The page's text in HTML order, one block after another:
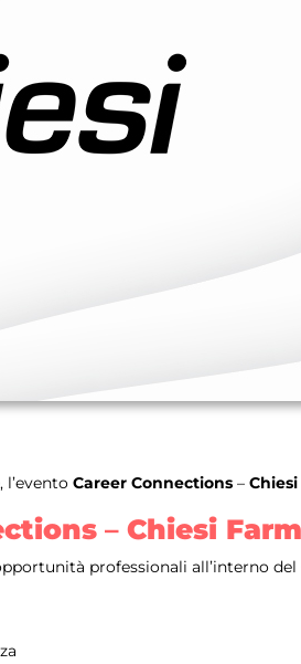
l’evento Career Connections –
– Chiesi
professionali all’interno